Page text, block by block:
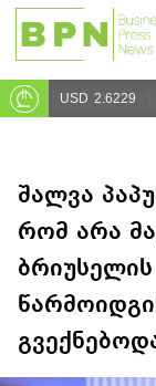
USD 2.6229
შალვა
რომ არა